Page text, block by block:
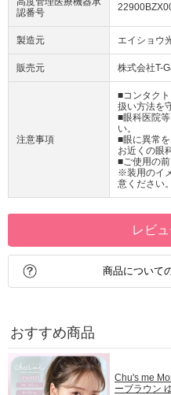
認番号
製造元 エイショウ
販売元 株式会社T-
注意事項
■コンタク
扱い方法を
■眼科医院
い。
■眼に異常
お近くの眼
■ご使用の
※装用のイ
意ください。
レビ
商品について
おすすめ商品
Chu's me
ーブラウン